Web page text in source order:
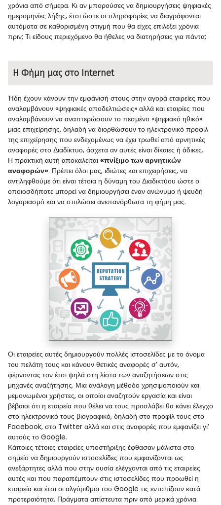
χρόνια από σήμερα. Κι αν μπορούσες να δημιουργήσεις ψηφιακές
ημερομηνίες λήξης, έτσι ώστε οι πληροφορίες να διαγράφονται
αυτόματα σε καθορισμένη στιγμή που θα είχες επιλέξει χρόνια
πριν; Τι είδους περιεχόμενο θα ήθελες να διατηρήσεις για πάντα;
Η Φήμη μας στο Internet
Ήδη έχουν κάνουν την εμφάνισή στους στην αγορά εταιρείες που
αναλαμβάνουν «ψηφιακές αποδελτιώσεις» αλλά και εταιρίες που
αναλαμβάνουν να αναπτερώσουν το πεσμένο «ψηφιακό ηθικό»
μιας επιχείρησης, δηλαδή να διορθώσουν το ηλεκτρονικό προφίλ
της επιχείρησης που ενδεχομένως να έχει τρωθεί από αρνητικές
αναφορές στο Διαδίκτυο, άσχετα αν αυτές είναι δίκαιες ή άδικες.
Η πρακτική αυτή αποκαλείται «πνίξιμο των αρνητικών
αναφορών». Πρέπει όλοι μας, ιδιώτες και επιχειρήσεις, να
αντιληφθούμε ότι είναι τέτοια η δύναμη του Διαδικτύου ώστε ο
οποιοσδήποτε μπορεί να δημιουργήσει έναν ανώνυμο ή ψευδή
λογαριασμό και να σπιλώσει ανεπανόρθωτα τη φήμη μας.
Οι εταιρείες αυτές δημιουργούν πολλές ιστοσελίδες με το όνομα
του πελάτη τους και κάνουν θετικές αναφορές σ’ αυτόν,
φέρνοντας τον έτσι ψηλά στη λίστα των αναζητήσεων στις
μηχανές αναζήτησης. Μια ανάλογη μέθοδο χρησιμοποιούν και
μεμονωμένοι χρήστες, οι οποίοι αναζητούν εργασία και είναι
βέβαιοι ότι η εταιρεία που θέλει να τους προσλάβει θα κάνει έλεγχο
στο ηλεκτρονικό τους βιογραφικό, δηλαδή στο προφίλ τους στο
Facebook, στο Twitter αλλά και στις αναφορές που εμφανίζει γι’
αυτούς το Google.
Κάποιες τέτοιες εταιρείες υποστήριξης έφθασαν μάλιστα στο
σημείο να δημιουργούν ιστοσελίδες που εμφανίζονται ως
ανεξάρτητες αλλά που στην ουσία ελέγχονται από τις εταιρείες
αυτές και που παραπέμπουν στις ιστοσελίδες που προωθεί η
εταιρεία και έτσι οι αλγόριθμοι του Google τις εντοπίζουν κατά
προτεραιότητα. Πράγματα απίστευτα πριν από μερικά χρόνια.